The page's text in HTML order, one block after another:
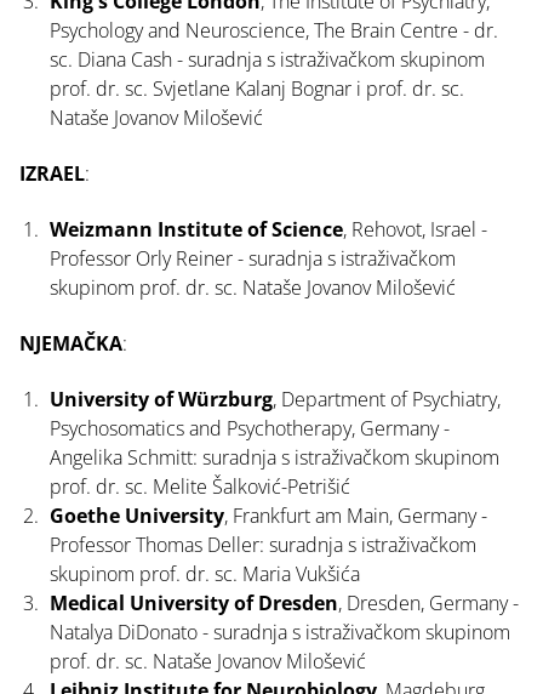
Psychology and Neuroscience, The Brain Centre - dr.
sc. Diana Cash - suradnja s istraživačkom skupinom
prof. dr. sc. Svjetlane Kalanj Bognar i prof. dr. sc.
Nataše Jovanov Milošević
IZRAEL:
Weizmann Institute of Science, Rehovot, Israel -
Professor Orly Reiner - suradnja s istraživačkom
skupinom prof. dr. sc. Nataše Jovanov Milošević
NJEMAČKA:
University of Würzburg, Department of Psychiatry,
Psychosomatics and Psychotherapy, Germany -
Angelika Schmitt: suradnja s istraživačkom skupinom
prof. dr. sc. Melite Šalković-Petrišić
Goethe University, Frankfurt am Main, Germany -
Professor Thomas Deller: suradnja s istraživačkom
skupinom prof. dr. sc. Maria Vukšića
Medical University of Dresden, Dresden, Germany -
Natalya DiDonato - suradnja s istraživačkom skupinom
prof. dr. sc. Nataše Jovanov Milošević